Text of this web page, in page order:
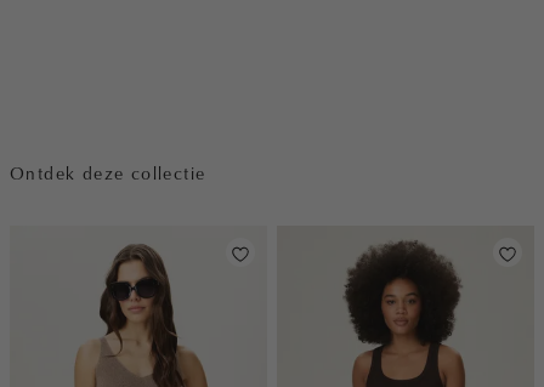
Ontdek deze collectie